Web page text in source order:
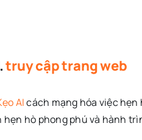
truy cập trang web
AIcách mạng hóa việc
hẹn hò phong phú và hành